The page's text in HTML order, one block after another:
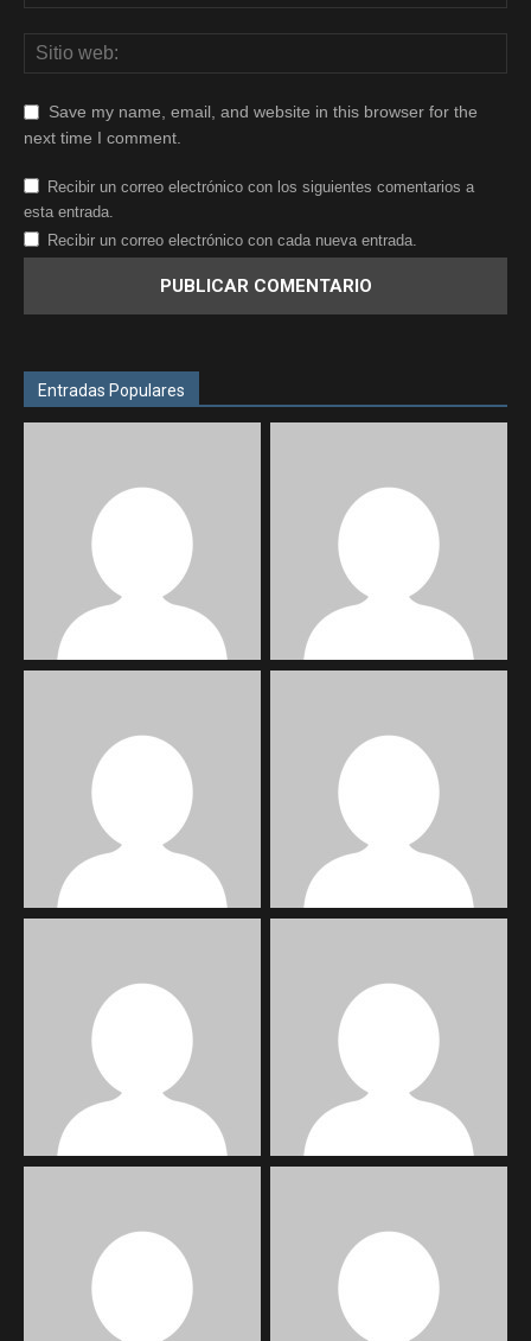
Save my name, email, and website in this browser for the
next time I comment.
Recibir un correo electrónico con los siguientes comentarios a
esta entrada.
Recibir un correo electrónico con cada nueva entrada.
Entradas Populares